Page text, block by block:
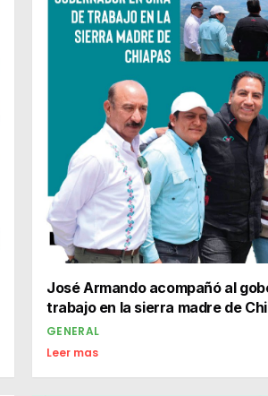
José Armando acompañó al
trabajo en la sierra madre de
GENERAL
Leer mas